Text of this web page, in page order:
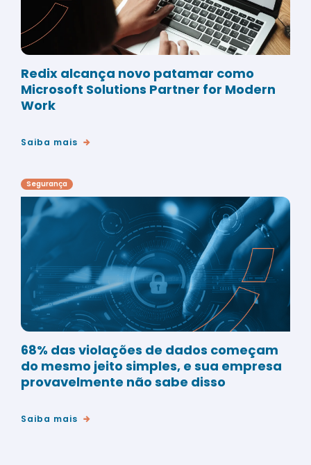
Redix alcança novo patamar como
Microsoft Solutions Partner for Modern
Work
Saiba mais
Segurança
68% das violações de dados começam
do mesmo jeito simples, e sua empresa
provavelmente não sabe disso
Saiba mais